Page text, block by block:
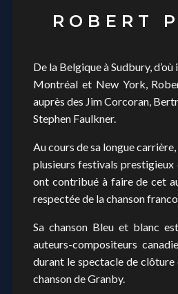
ROBERT
De la Belgique à Sudbury,
Montréal et New York,
auprès des Jim Corcoran,
Stephen Faulkner.
Au cours de sa longue
plusieurs festivals prestigieux
ont contribué à faire de cet
respectée de la chanson
Sa chanson Bleu et blanc
auteurs-compositeurs
durant le spectacle de
chanson de Granby.